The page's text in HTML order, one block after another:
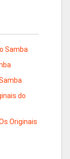
Samba
do
Originais